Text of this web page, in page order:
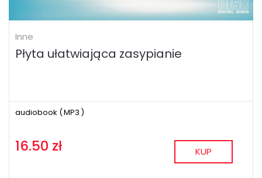
Inne
Płyta ułatwiająca zasypianie
audiobook (MP3 )
16.50 zł KUP